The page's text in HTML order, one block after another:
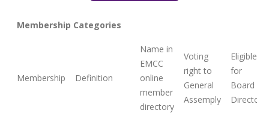
Membership Categories
Membership Definition
Name in
EMCC
online
member
directory
Voting
right to
General
Assemply
Eligible
for
Board of
Directors